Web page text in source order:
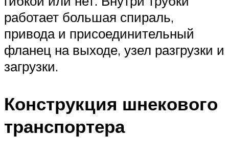
работает большая спираль,
привода и присоединительный
фланец на выходе, узел разгрузки и
загрузки.
Конструкция шнекового
транспортера